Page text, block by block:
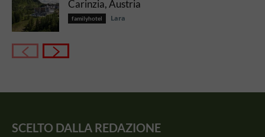
Carinzia, Austria
familyhotel Lara
SCELTO DALLA REDAZIONE